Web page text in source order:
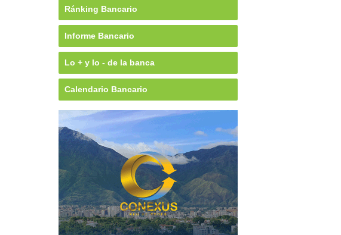
Ránking Bancario
Informe Bancario
Lo + y lo - de la banca
Calendario Bancario